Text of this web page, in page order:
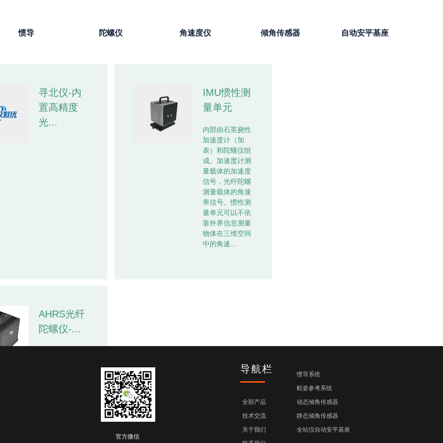
惯导 陀螺仪 角速度仪 倾角传感器 自动安平基座
寻北仪-内
置高精度
光...
IMU惯性测
量单元
内部由石英挠性
加速度计（加
表）和陀螺仪组
成。加速度计测
量载体的加速度
信号，光纤陀螺
测量载体的角速
率信号。惯性测
量单元可以不依
靠外界信息测量
物体在三维空间
中的角速...
AHRS光纤
陀螺仪-...
AHRS（AttitudeandHeadingReferenceSystem）
官方微信
导航栏
全部产品
技术交流
关于我们
惯导系统
航姿参考系统
动态倾角传感器
静态倾角传感器
全站仪自动安平基座